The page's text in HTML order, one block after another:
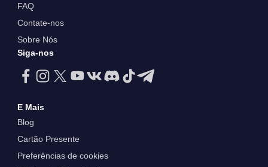
FAQ
Contate-nos
Sobre Nós
Siga-nos
E Mais
Blog
Cartão Presente
Preferências de cookies